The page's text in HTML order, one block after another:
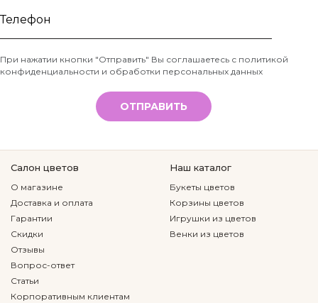
Ваше
Телефон
*
При нажатии кнопки "Отправить" Вы соглашаетесь с политикой
конфиденциальности и обработки персональных данных
ОТПРАВИТЬ
Салон цветов
О магазине
Доставка и оплата
Гарантии
Скидки
Отзывы
Вопрос-ответ
Статьи
Корпоративным клиентам
Наш каталог
Букеты цветов
Корзины цветов
Игрушки из цветов
Венки из цветов